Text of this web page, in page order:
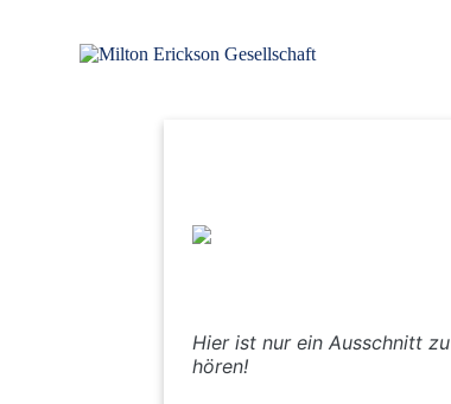
Hier ist nur ein Ausschnitt zu
hören!